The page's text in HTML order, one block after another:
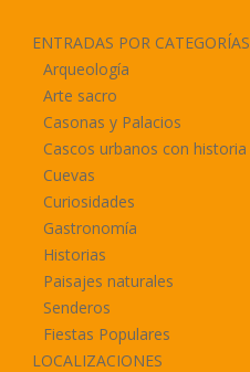
ENTRADAS POR CATEGORÍAS
Arqueología
Arte sacro
Casonas y Palacios
Cascos urbanos con historia
Cuevas
Curiosidades
Gastronomía
Historias
Paisajes naturales
Senderos
Fiestas Populares
LOCALIZACIONES